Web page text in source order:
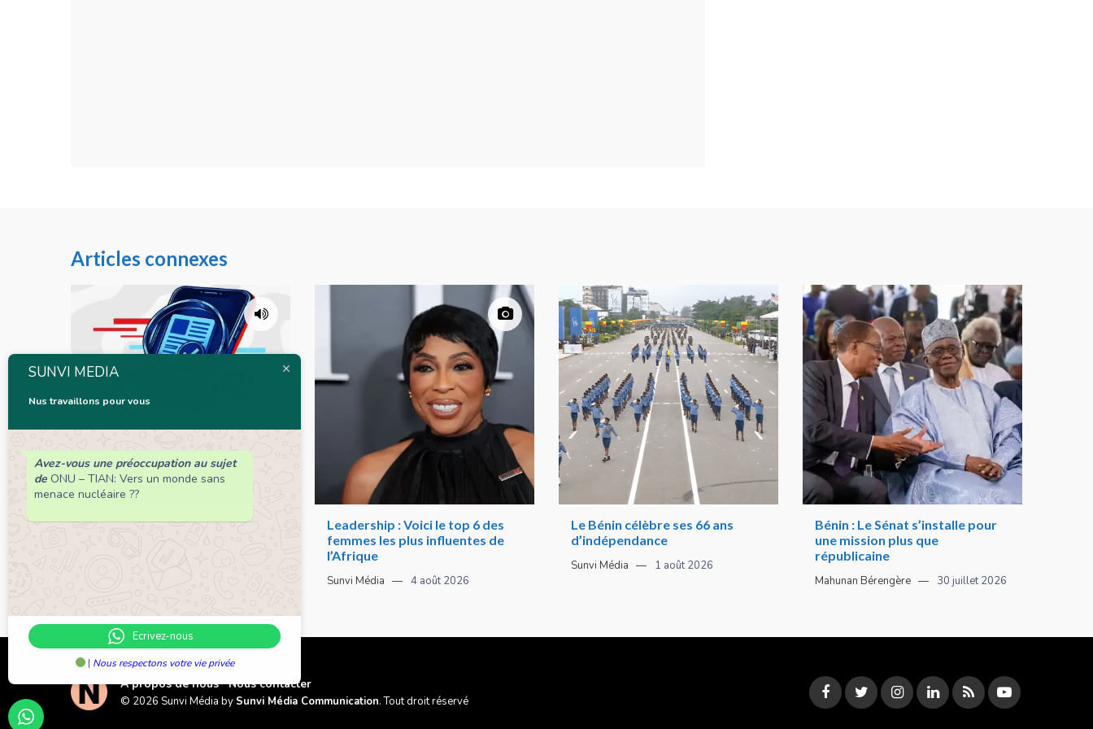
Articles connexes
Comment devenir signataire de
Leadership : Voici le top 6 des
femmes les plus influentes de
l’Afrique
Sunvi Média 4 août 2026
Le Bénin célèbre ses 66 ans
d’indépendance
Sunvi Média 1 août 2026
Bénin : Le Sénat s’installe pour
une mission plus que
républicaine
Mahunan Bérengère 30 juillet 2026
A propos de nous Nous contacter
© 2026 Sunvi Média by Sunvi Média Communication. Tout droit réservé
SUNVI MEDIA
Nus travaillons pour vous
Avez-vous une préoccupation au sujet
de ONU – TIAN: Vers un monde sans
menace nucléaire ??
Ecrivez-nous
| Nous respectons votre vie privée